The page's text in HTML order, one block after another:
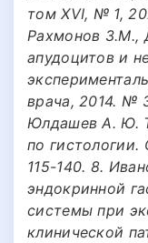
том XVI, № 1,
Рахмонов З.М.,
апудоцитов и
врача, 2014. №
Юлдашев А. Ю.
по
115-140. 8.
эндокринной
системы при
клинической